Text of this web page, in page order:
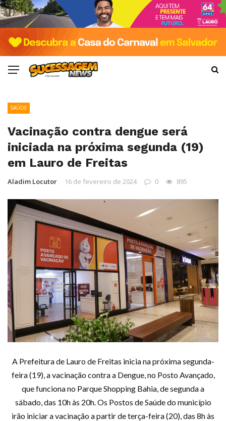
SAÚDE
Vacinação contra dengue será
iniciada na próxima segunda (19)
em Lauro de Freitas
Aladim Locutor 16 de fevereiro de 2024 0 895
A Prefeitura de Lauro de Freitas inicia na próxima segunda-
feira (19), a vacinação contra a Dengue, no Posto Avançado,
que funciona no Parque Shopping Bahia, de segunda a
sábado, das 10h às 20h. Os Postos de Saúde do município
irão iniciar a vacinação a partir de terça-feira (20), das 8h às